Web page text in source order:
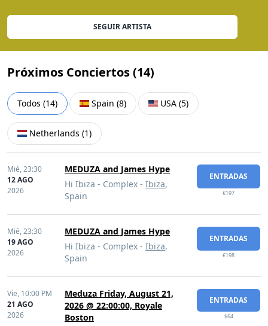
SEGUIR ARTISTA
Próximos Conciertos (14)
Todos (14) Spain (8) USA (5)
Netherlands (1)
Mié,23:30
12 AGO
2026
MEDUZA and James Hype
Hi Ibiza - Complex - Ibiza,
Spain
ENTRADAS
€197
Mié,23:30
19 AGO
2026
MEDUZA and James Hype
Hi Ibiza - Complex - Ibiza,
Spain
ENTRADAS
€198
Vie, 10:00 PM
21 AGO
2026
Meduza Friday, August 21,
2026 @ 22:00:00, Royale
Boston
ENTRADAS
$64